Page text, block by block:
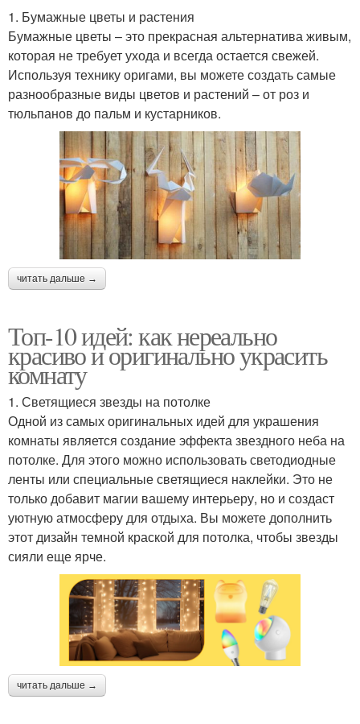
1. Бумажные цветы и растения
Бумажные цветы – это прекрасная альтернатива живым,
которая не требует ухода и всегда остается свежей.
Используя технику оригами, вы можете создать самые
разнообразные виды цветов и растений – от роз и
тюльпанов до пальм и кустарников.
читать дальше →
Топ-10 идей: как нереально
красиво и оригинально украсить
комнату
1. Светящиеся звезды на потолке
Одной из самых оригинальных идей для украшения
комнаты является создание эффекта звездного неба на
потолке. Для этого можно использовать светодиодные
ленты или специальные светящиеся наклейки. Это не
только добавит магии вашему интерьеру, но и создаст
уютную атмосферу для отдыха. Вы можете дополнить
этот дизайн темной краской для потолка, чтобы звезды
сияли еще ярче.
читать дальше →